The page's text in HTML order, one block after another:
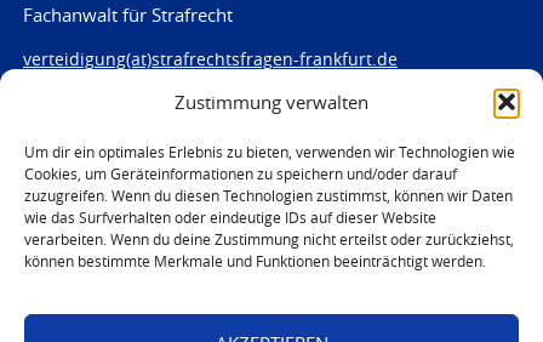
Zustimmung verwalten
Um dir ein optimales Erlebnis zu bieten, verwenden wir Technologien wie
Cookies, um Geräteinformationen zu speichern und/oder darauf
zuzugreifen. Wenn du diesen Technologien zustimmst, können wir Daten
wie das Surfverhalten oder eindeutige IDs auf dieser Website
verarbeiten. Wenn du deine Zustimmung nicht erteilst oder zurückziehst,
können bestimmte Merkmale und Funktionen beeinträchtigt werden.
Fachanwalt für Strafrecht
verteidigung(at)strafrechtsfragen-frankfurt.de
www.strafrechtsfragen-frankfurt.de
Louisenstraße 84
61348 Bad Homburg
Telefon:06172 - 66 28 00
Telefax: 06172 - 66 28 01
0171 - 691 67 67